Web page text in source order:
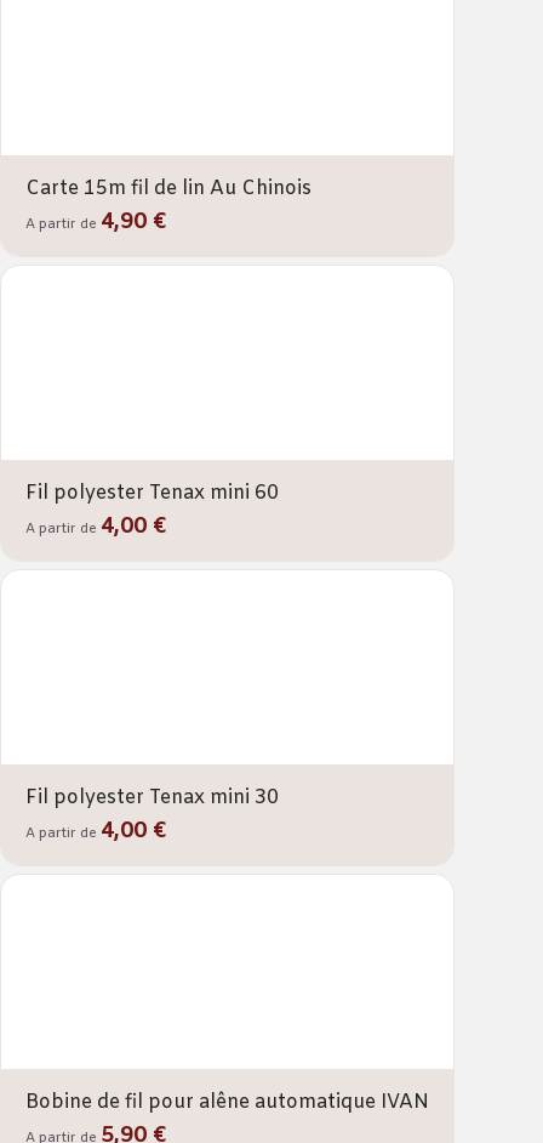
Carte 15m fil de lin Au Chinois
A partir de 4,90 €
Fil polyester Tenax mini 60
A partir de 4,00 €
Fil polyester Tenax mini 30
A partir de 4,00 €
Bobine de fil pour alêne automatique IVAN
A partir de 5,90 €